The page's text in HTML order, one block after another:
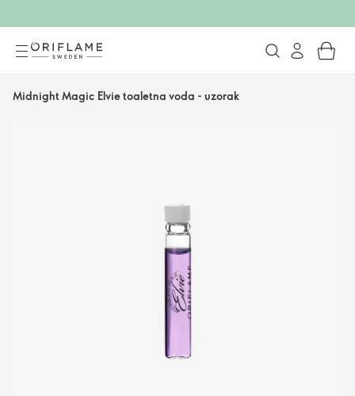
Midnight Magic Elvie toaletna voda - uzorak